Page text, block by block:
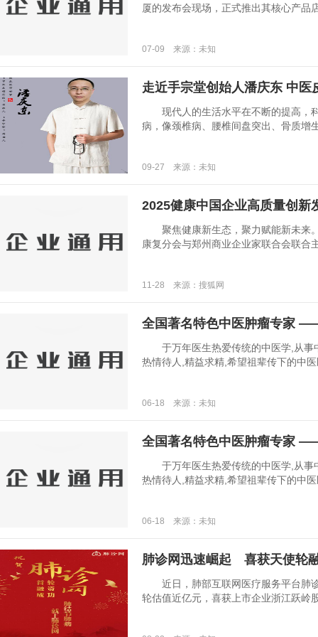
厦的发布会现场，正式推出其核心产品
07-09 来源：未知
走近手宗堂创始人潘庆东 中医
现代人的生活水平在不断的提高，
病，像颈椎病、腰椎间盘突出、骨质增
09-27 来源：未知
2025健康中国企业高质量创新
聚焦健康新生态，聚力赋能新未来
康复分会与郑州商业企业家联合会联合
11-28 来源：搜狐网
全国著名特色中医肿瘤专家
于万年医生热爱传统的中医学,从事
热情待人,精益求精,希望祖辈传下的中
06-18 来源：未知
全国著名特色中医肿瘤专家
于万年医生热爱传统的中医学,从事
热情待人,精益求精,希望祖辈传下的中
06-18 来源：未知
肺诊网迅速崛起 喜获天使轮
近日，肺部互联网医疗服务平台肺
轮估值近亿元，喜获上市企业浙江跃岭